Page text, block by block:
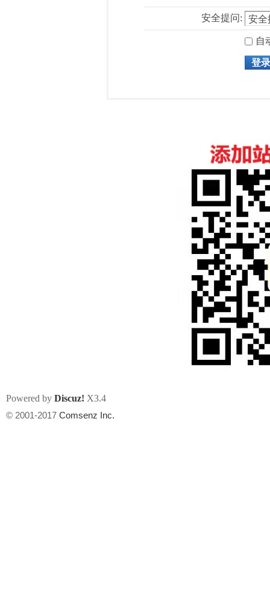
安全提问:
自
登录
Powered by Discuz! X3.4
© 2001-2017 Comsenz Inc.